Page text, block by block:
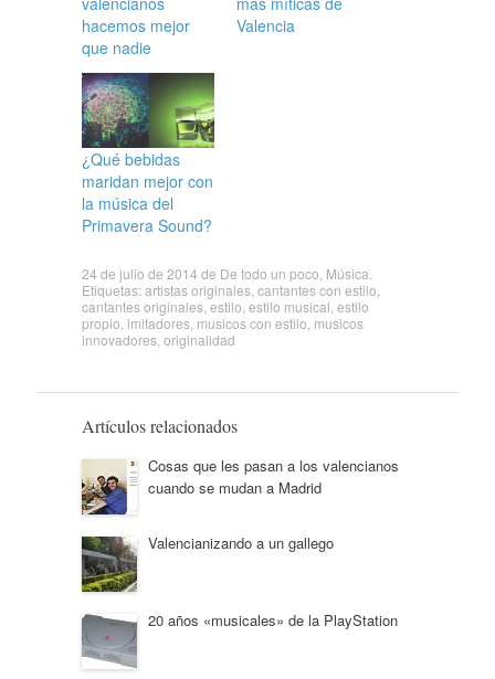
hacemos mejor
que nadie
Valencia
¿Qué bebidas
maridan mejor con
la música del
Primavera Sound?
24 de julio de 2014 de De todo un poco Música
Etiquetas:artistas originales, cantantes con estilo
cantantes originales, estilo estilo musical estilo
propio imitadores, musicos con estilo musicos
innovadores, originalidad
Artículos relacionados
Cosas que les pasan a los valencianos
cuando se mudan a Madrid
Valencianizando a un gallego
20 años «musicales» de la PlayStation